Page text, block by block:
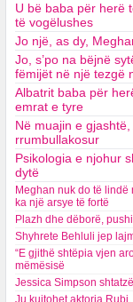
U bë baba për herë
të vogëlushes
Jo një, as dy,
Jo, s’po na bëjnë
fëmijët në një tezgë
Albatrit baba për
emrat e tyre
Në muajin e
rrumbullakosur
Psikologia e njohur
dytë
Meghan nuk do të
ka një arsye të fortë
Plazh dhe dëborë,
Shyhrete Behluli jep
“E gjithë shtëpia vjen
mëmësisë
Jessica Simpson
Ju kujtohet aktorja